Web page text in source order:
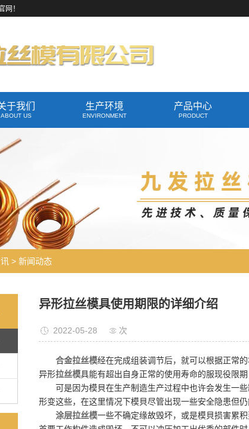
网！
于我们
ABOUT US
生产环境
ENVIRONMENT
产品中心
PRODUCT
> 新闻动态
异形拉丝模具使用期限的详细介绍
2022-05-28 次
合金拉丝模经在完成组装调节后，就可以根据正常
异形拉丝模具能有超出自身正常的使用寿命的服现役限
可是因为模貝在生产制造生产过程中也许会发生一些
形变这些，在这里情况下模貝尽管出现一些安全隐患但
涂层拉丝模一些不确定缘故毁坏，或是模貝损害累